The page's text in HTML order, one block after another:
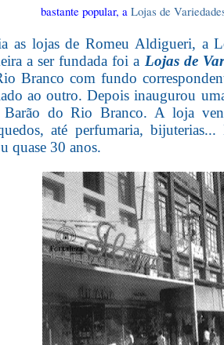
bastante popular, a Lojas de
as lojas de Romeu Aldigueri, a
a ser fundada foi a Lojas de
Branco com fundo
ao outro. Depois inaugurou
Barão do Rio Branco. A loja
até perfumaria,
quase 30 anos.